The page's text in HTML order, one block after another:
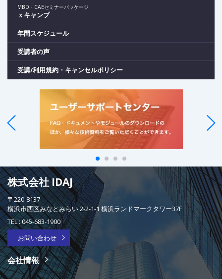
MBD・CAEセミナーパッケージ
ｘキャンプ
年間スケジュール
受講者の声
受講/利用規約・キャンセルポリシー
株式会社 IDAJ
〒220-8137
横浜市西区みなとみらい 2-2-1-1 横浜ランドマークタワー37F
TEL :045-683-1900
お問い合わせ
会社情報